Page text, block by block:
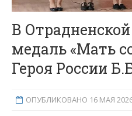
В
медаль «Мать
Героя России
ОПУБЛИКОВАНО 16 МАЯ